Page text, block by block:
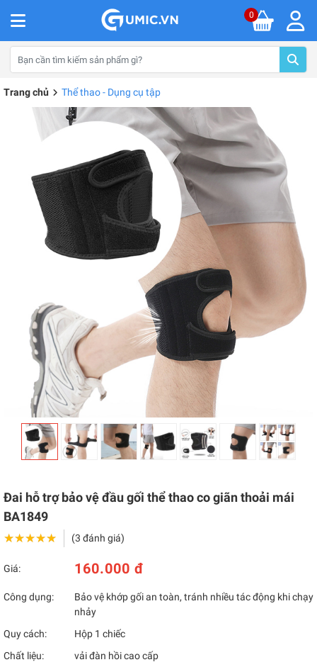
0
Trang chủ Thể thao - Dụng cụ tập
Đai hỗ trợ bảo vệ đầu gối thể thao co giãn thoải mái
BA1849
★★★★★
★★★★★ (3 đánh giá)
Giá: 160.000 đ
Công dụng:
Bảo vệ khớp gối an toàn, tránh nhiều tác động khi chạy
nhảy
Quy cách:
Hộp 1 chiếc
Chất liệu:
vải đàn hồi cao cấp